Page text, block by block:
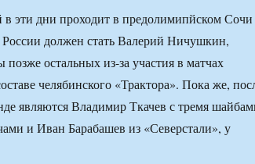
эти дни проходит в предолимипйском Сочи
должен стать Валерий Ничушкин,
остальных из-за участия в матчах
челябинского «Трактора». Пока же,
являются Владимир Ткачев с тремя
и Иван Барабашев из «Северстали», у